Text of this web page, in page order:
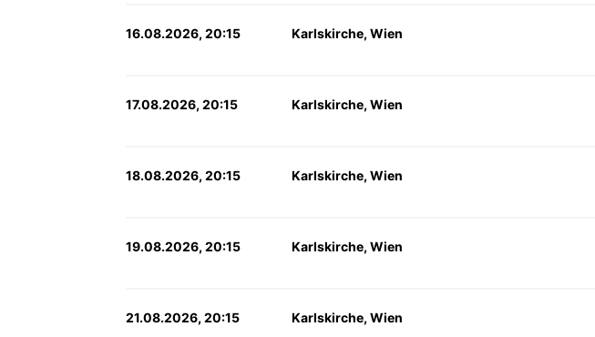
16.08.2026, 20:15 Karlskirche, Wien
17.08.2026, 20:15 Karlskirche, Wien
18.08.2026, 20:15 Karlskirche, Wien
19.08.2026, 20:15 Karlskirche, Wien
21.08.2026, 20:15 Karlskirche, Wien